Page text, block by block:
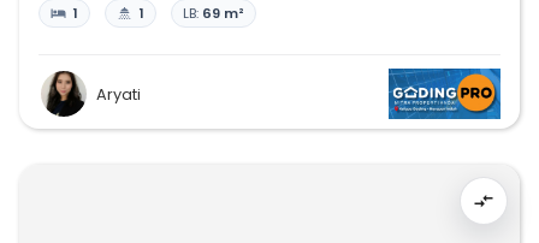
1 1 LB: 69 m²
Aryati